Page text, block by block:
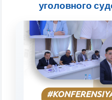
уголовного
Оставляйте здесь свои
вопросам приёма.
Выберите тему — затем
конкретные вопросы:
1. Документы (бакалавр) (5)
3. Собеседование